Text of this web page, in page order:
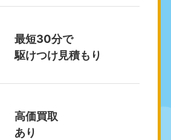
最短30分で
駆けつけ見積もり
高価買取
あり
中部
無休
050-1881-5259
9:00〜19:00 年中無休
無休 9:00〜19:00 年中無休